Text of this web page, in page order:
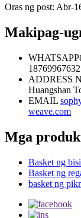
Oras ng post: Abr-
Makipag-
18769967632
ADDRESS
Huangshan
EMAIL
weave.com
Mga
Basket ng
Basket ng
basket ng